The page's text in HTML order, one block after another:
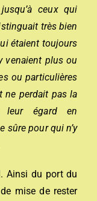
ceux qui
très bien
étaient toujours
venaient plus ou
ou particulières
ne perdait pas la
leur égard en
sûre pour qui n’y
Ainsi du port du
mise de rester